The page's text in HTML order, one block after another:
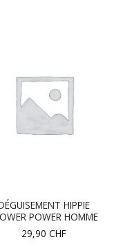
HIPPIE
POWER HOMME
29,90 CHF